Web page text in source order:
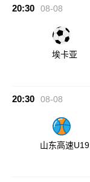
20:30 08-08
埃卡亚
20:30 08-08
山东高速U19